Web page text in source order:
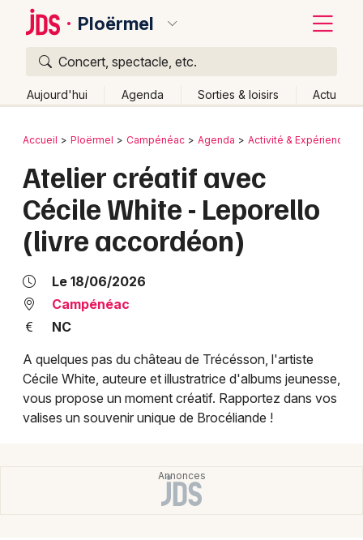
Ploërmel
Concert, spectacle, etc.
Aujourd'hui Agenda Sorties & loisirs Actu
Publier un événement
Grands événements
Activité & Expérience
Manifestations
Foires & salons
Spectacles
Bordeaux
Colmar
Lille
Marseille
Mulhouse
Montpellier
Nantes
Retour
Accueil Ploërmel Campénéac Agenda Activité & Expérience
Atelier créatif avec
Cécile White - Leporello
(livre accordéon)
Le 18/06/2026
Campénéac
NC
A quelques pas du château de Trécésson, l'artiste
Cécile White, auteure et illustratrice d'albums jeunesse,
vous propose un moment créatif. Rapportez dans vos
valises un souvenir unique de Brocéliande !
Quoi ?
Où ?
Partout
Près de moi Changer de lieu
Quand ?
Effacer les dates
Aujourd'hui
Demain Ce week-end